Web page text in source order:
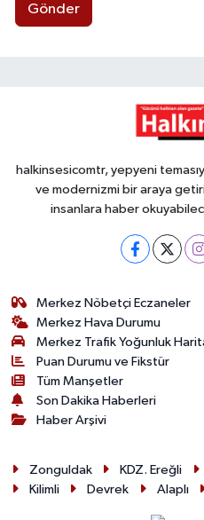
Gönder
halkinsesicomtr, yepyeni
ve modernizmi bir araya
insanlara haber
Merkez Nöbetçi Eczaneler
Merkez Hava Durumu
Merkez Trafik Yoğunluk
Puan Durumu ve Fikstür
Tüm Manşetler
Son Dakika Haberleri
Haber Arşivi
Zonguldak KDZ. Ereğli
Kilimli
Devrek Alaplı